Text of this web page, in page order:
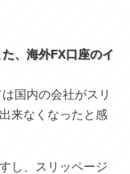
、海外FX口座のイ
国内の会社がスリ
来なくなったと感
し、スリッページ